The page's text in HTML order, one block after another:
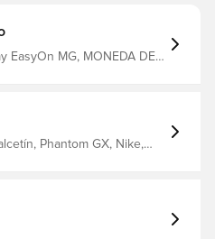
EasyOn MG, MONEDA DE
Phantom GX, Nike,